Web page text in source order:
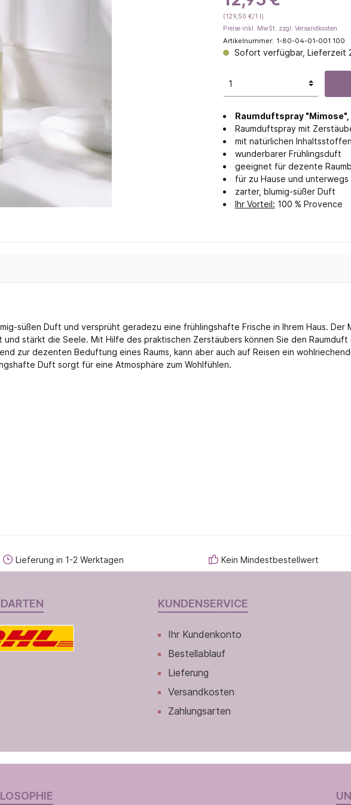
Savon de Marseille
Flüssigseifen & Waschmittel
Traditionelle Manufakturseifen
mit Eselsmilch Seifen mit Honig
ohne Palmöl
(129,50 €/1 l)
Preise inkl. MwSt. zzgl. Versandkosten
Artikelnummer: 1-80-04-01-001 100
Sofort verfügbar, Lieferzeit
Raumduftspray "Mimose",
Raumduftspray mit
mit natürlichen Inhaltsstoffen
wunderbarer Frühlingsduft
geeignet für dezente
für zu Hause und unterwegs
zarter, blumig-süßer Duft
Ihr Vorteil: 100 % Provence
süßen Duft und versprüht geradezu eine frühlingshafte Frische in Ihrem Haus. Der
stärkt die Seele. Mit Hilfe des praktischen Zerstäubers können Sie den
zur dezenten Beduftung eines Raums, kann aber auch auf Reisen ein
Duft sorgt für eine Atmosphäre zum Wohlfühlen.
Lieferung in 1-2 Werktagen Kein Mindestbestellwert
KUNDENSERVICE
Ihr Kundenkonto
Bestellablauf
Lieferung
Versandkosten
Zahlungsarten